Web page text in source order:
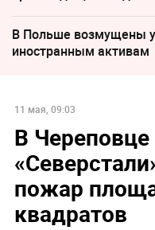
В Польше возмущены
иностранным активам
11 мая, 09:03
В Череповце
пожар
квадратов